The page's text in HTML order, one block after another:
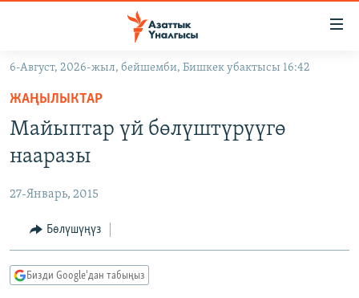
Навигацияга
өтүңүз
Издөөгө
салыңыз
ЭКОНОМИКА
МАДАНИЯТ
БОРБОР АЗИЯ
УКРАИНА
АТАЙЫН ИЛИКТӨӨ
ТВ ПРОГРАММАЛАР
ЭКСПЕРТТЕР ТАЛДАЙТ
ӨЗГӨЧӨ ПИКИР
6-Август, 2026-жыл, бейшемби, Бишкек убактысы 16:42
ЖАҢЫЛЫКТАР
Майыптар үй бөлүштүрүүгө
нааразы
27-Январь, 2015
Бөлүшүңүз
Бизди Google'дан табыңыз